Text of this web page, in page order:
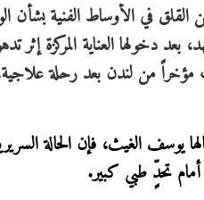
القلق في الأوساط الفنية
بعد دخولها العناية المركزة إثر
من لندن بعد رحلة
الغيث، فإن الحالة
أمام تحدٍّ طبي كبير.